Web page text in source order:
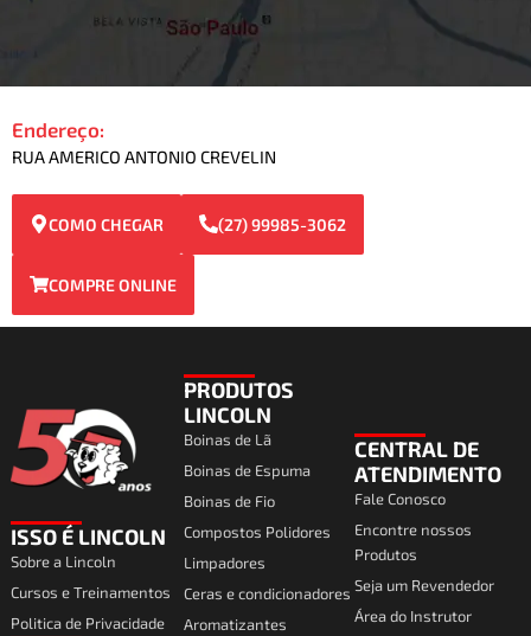
Endereço:
RUA AMERICO ANTONIO CREVELIN
COMO CHEGAR (27) 99985-3062
COMPRE ONLINE
ISSO É LINCOLN
Sobre a Lincoln
Cursos e Treinamentos
Politica de Privacidade
PRODUTOS
LINCOLN
Boinas de Lã
Boinas de Espuma
Boinas de Fio
Compostos Polidores
Limpadores
Ceras e condicionadores
Aromatizantes
CENTRAL DE
ATENDIMENTO
Fale Conosco
Encontre nossos
Produtos
Seja um Revendedor
Área do Instrutor